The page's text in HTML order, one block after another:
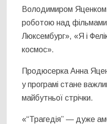
Володимиром
роботою над
Люксембург», «Я і
космос».
Продюсерка Анна
у програмі стане
майбутньої стрічки.
«“Трагедія” — дуже